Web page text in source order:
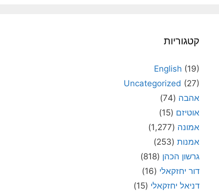
קטגוריות
English (19)
Uncategorized (27)
אהבה (74)
אוטיזם (15)
אמונה (1,277)
אמנות (253)
גרשון הכהן (818)
דור יחזקאלי (16)
דניאל יחזקאלי (15)